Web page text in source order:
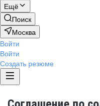
Ещё
Поиск
Москва
Войти
Войти
Создать резюме